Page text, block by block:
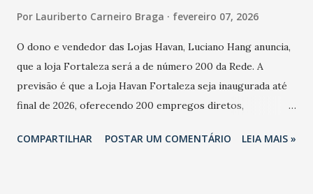
Por Lauriberto Carneiro Braga fevereiro 07, 2026
O dono e vendedor das Lojas Havan, Luciano Hang anuncia,
que a loja Fortaleza será a de número 200 da Rede. A
previsão é que a Loja Havan Fortaleza seja inaugurada até
final de 2026, oferecendo 200 empregos diretos,
Havan Fortaleza ainda não foi anunciada oficialmente, mas
COMPARTILHAR POSTAR UM COMENTÁRIO LEIA MAIS »